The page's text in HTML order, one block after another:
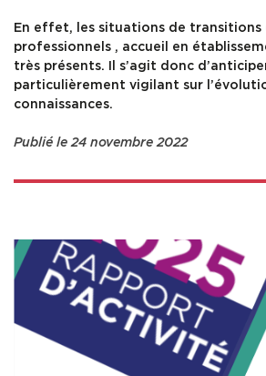
En effet, les situations de
professionnels , accueil en
très présents. Il s’agit donc
particulièrement vigilant sur
connaissances.
Publié le 24 novembre 2022